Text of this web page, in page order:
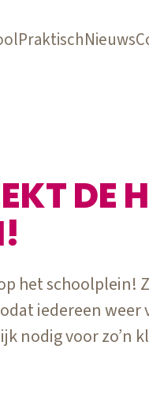
PraktischNieuws
DE
het schoolplein!
iedereen
nodig voor zo’n